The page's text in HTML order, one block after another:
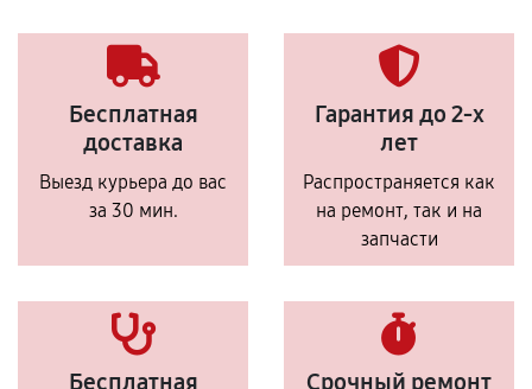
Бесплатная
доставка
Выезд курьера до вас
за 30 мин.
Гарантия до 2-х
лет
Распространяется как
на ремонт, так и на
запчасти
Бесплатная Срочный ремонт